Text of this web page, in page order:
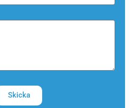
Skicka